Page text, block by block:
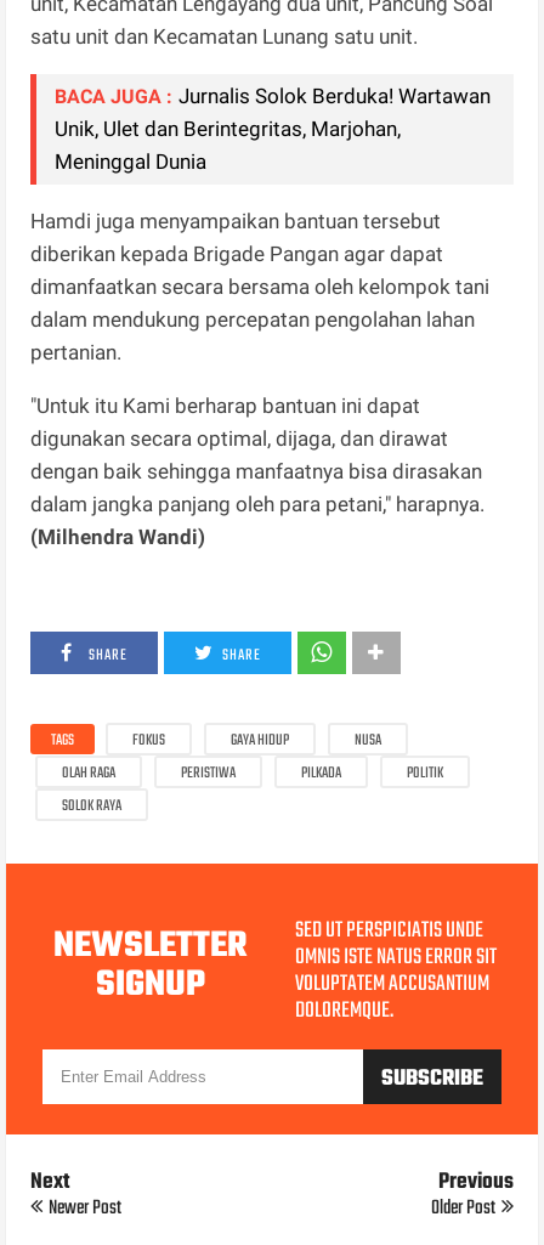
satu unit dan Kecamatan Lunang satu unit.
BACA JUGA : Jurnalis Solok Berduka! Wartawan
Unik, Ulet dan Berintegritas, Marjohan,
Meninggal Dunia
Hamdi juga menyampaikan bantuan tersebut
diberikan kepada Brigade Pangan agar dapat
dimanfaatkan secara bersama oleh kelompok tani
dalam mendukung percepatan pengolahan lahan
pertanian.
"Untuk itu Kami berharap bantuan ini dapat
digunakan secara optimal, dijaga, dan dirawat
dengan baik sehingga manfaatnya bisa dirasakan
dalam jangka panjang oleh para petani," harapnya.
(Milhendra Wandi)
SHARE SHARE
TAGS FOKUS GAYA HIDUP
NUSA
OLAH RAGA
PERISTIWA PILKADA
POLITIK
SOLOK RAYA
NEWSLETTER
SIGNUP
SED UT PERSPICIATIS UNDE
OMNIS ISTE NATUS ERROR SIT
VOLUPTATEM ACCUSANTIUM
DOLOREMQUE.
Next
Newer Post
Previous
Older Post